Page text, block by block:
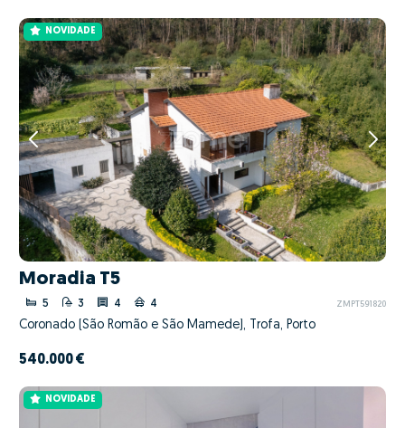
NOVIDADE
Moradia T5
5 3 4 4 ZMPT591820
Coronado (São Romão e São Mamede), Trofa, Porto
540.000 €
NOVIDADE